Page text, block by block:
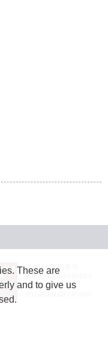
JASRAC許諾番号：
9024936001Y45037
JASRAC許諾番号：
These are
and to give us